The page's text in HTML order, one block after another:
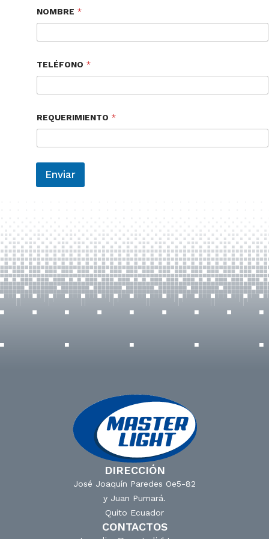
NOMBRE *
TELÉFONO *
REQUERIMIENTO *
Enviar
DIRECCIÓN
José Joaquín Paredes Oe5-82
y Juan Pumará.
Quito Ecuador
CONTACTOS